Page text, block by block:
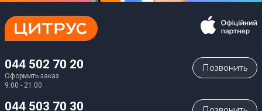
Аккумуляторная батарея
044 502 70 20
Оформить заказ
9:00 - 21:00
Позвонить
044 503 70 30